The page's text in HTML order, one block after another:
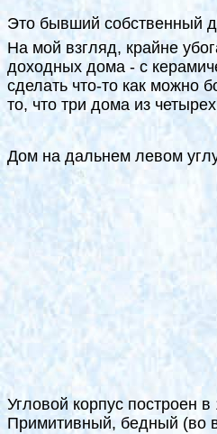
Это бывший собственный
На мой взгляд, крайне
доходных дома - с
сделать что-то как можно
то, что три дома из четырех
Дом на дальнем левом
Угловой корпус построен
Примитивный, бедный (во